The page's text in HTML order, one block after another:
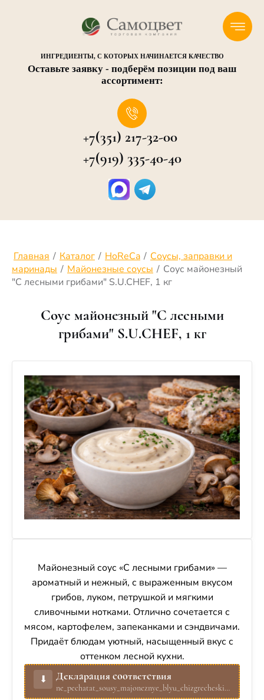
ИНГРЕДИЕНТЫ, С КОТОРЫХ НАЧИНАЕТСЯ КАЧЕСТВО
Оставьте заявку - подберём позиции под ваш
ассортимент:
+7(351) 217-32-00
+7(919) 335-40-40
Главная / Каталог / HoReCa / Соусы, заправки и
маринады / Майонезные соусы / Соус майонезный
"С лесными грибами" S.U.CHEF, 1 кг
Соус майонезный "С лесными
грибами" S.U.CHEF, 1 кг
Майонезный соус «С лесными грибами» —
ароматный и нежный, с выраженным вкусом
грибов, луком, петрушкой и мягкими
сливочными нотками. Отлично сочетается с
мясом, картофелем, запеканками и сэндвичами.
Придаёт блюдам уютный, насыщенный вкус с
оттенком лесной кухни.
⬇︎ Декларация соответствия
ne_pechatat_sousy_majoneznye_blyu_chizgrecheskij.pdf